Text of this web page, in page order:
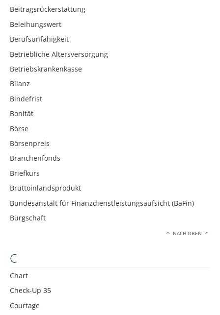
Beitragsrückerstattung
Beleihungswert
Berufsunfähigkeit
Betriebliche Altersversorgung
Betriebskrankenkasse
Bilanz
Bindefrist
Bonität
Börse
Börsenpreis
Branchenfonds
Briefkurs
Bruttoinlandsprodukt
Bundesanstalt für Finanzdienstleistungsaufsicht (BaFin)
Bürgschaft
NACH OBEN
C
Chart
Check-Up 35
Courtage